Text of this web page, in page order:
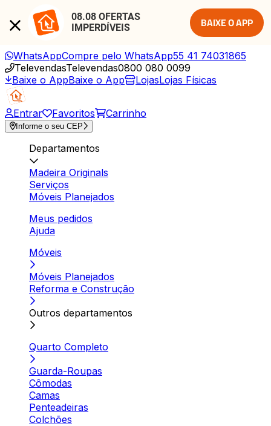
08.08 OFERTAS
IMPERDÍVEIS
BAIXE O APP
WhatsAppCompre pelo WhatsApp55 41 74031865
TelevendasTelevendas0800 080 0099
Baixe o AppBaixe o App LojasLojas Físicas
Entrar Favoritos Carrinho
Informe o seu CEP
Departamentos
Madeira Originals
Serviços
Móveis Planejados
Meus pedidos
Ajuda
Móveis
Móveis Planejados
Reforma e Construção
Outros departamentos
Quarto Completo
Guarda-Roupas
Cômodas
Camas
Penteadeiras
Colchões